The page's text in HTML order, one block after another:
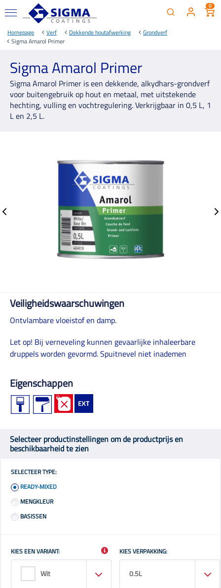
0
Homepage Verf Dekkende houtafwerking
Grondverf
Sigma Amarol Primer
Sigma Amarol Primer
Sigma Amarol Primer is een dekkende, alkydhars-grondverf
voor buitengebruik op hout en metaal, met uitstekende
hechting, vulling en vochtregulering. Verkrijgbaar in 0,5 L, 1
L en 2,5 L.
Veiligheidswaarschuwingen
Ontvlambare vloeistof en damp.
Let op! Bij verneveling kunnen gevaarlijke inhaleerbare
druppels worden gevormd. Spuitnevel niet inademen
Eigenschappen
Selecteer productinstellingen om de productprijs en
beschikbaarheid te zien
SELECTEER TYPE:
READY-MIXED
MENGKLEUR
BASISSEN
KIES EEN VARIANT:
Wit
KIES VERPAKKING:
0.5L